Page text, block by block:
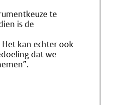
te
is de
kan echter ook
dat we